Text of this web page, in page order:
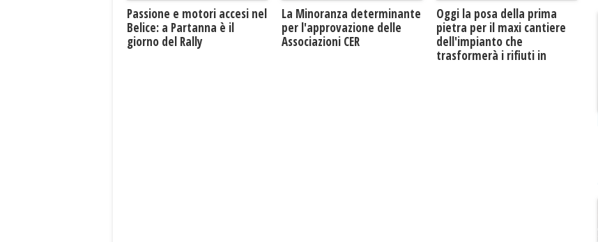
Passione e motori accesi nel
Belice: a Partanna è il
giorno del Rally
La Minoranza determinante
per l'approvazione delle
Associazioni CER
Oggi la posa della prima
pietra per il maxi cantiere
dell'impianto che
trasformerà i rifiuti in